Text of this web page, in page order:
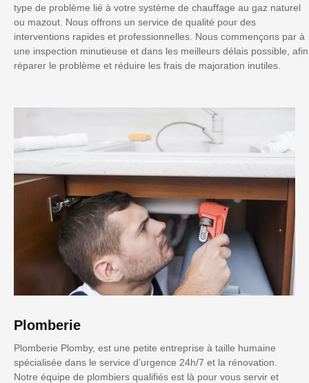
type de problème lié à votre système de chauffage au gaz naturel
ou mazout. Nous offrons un service de qualité pour des
interventions rapides et professionnelles. Nous commençons par à
une inspection minutieuse et dans les meilleurs délais possible, afin
réparer le problème et réduire les frais de majoration inutiles.
Plomberie
Plomberie Plomby, est une petite entreprise à taille humaine
spécialisée dans le service d’urgence 24h/7 et la rénovation.
Notre équipe de plombiers qualifiés est là pour vous servir et